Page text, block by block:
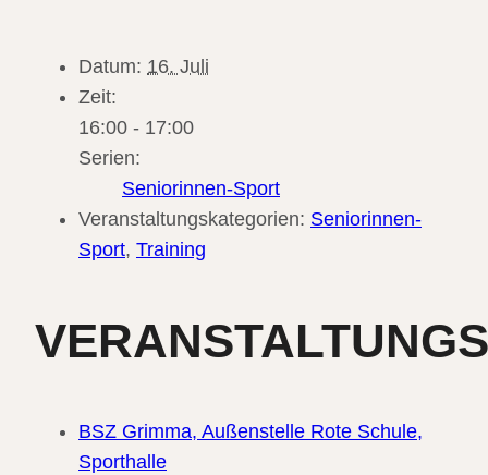
Datum: 16. Juli
Zeit:
16:00 - 17:00
Serien:
Seniorinnen-Sport
Veranstaltungskategorien: Seniorinnen-
Sport, Training
BSZ Grimma, Außenstelle Rote Schule,
Sporthalle